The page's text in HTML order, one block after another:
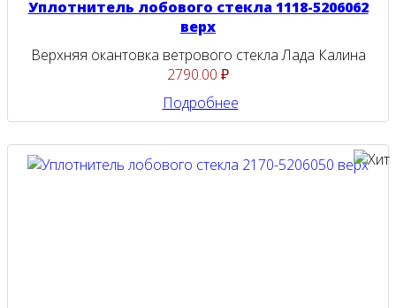
Уплотнитель лобового стекла 1118-5206062
верх
Верхняя окантовка ветрового стекла Лада Калина
2790.00 ₽
Подробнее